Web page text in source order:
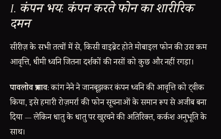
I. कंपन भय: कंपन करते फोन का शारीरिक
दमन
सीरीज़ के सभी तत्वों में से, किसी वाइब्रेट होते मोबाइल फोन की उस कम
आवृत्ति, धीमी ध्वनि जितना दर्शकों की नसों को कुछ और नहीं रगड़ा।
पावलोव प्रभाव:कांग नेने ने जानबूझकर कंपन ध्वनि की आवृत्ति को ट्वीक
किया, इसे हमारी रोज़मर्रा की फोन सूचनाओं के समान रूप से अजीब बना
दिया — लेकिन धातु के धातु पर खुरचने की अतिरिक्त, कर्कश अनुभूति के
साथ।